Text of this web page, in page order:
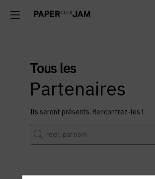
Tous les
Partenaires
Ils seront présents. Rencontrez-les !